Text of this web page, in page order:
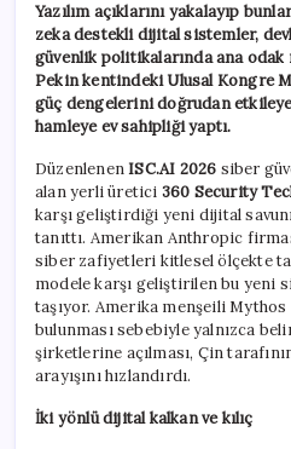
Yazılım açıklarını yakalayıp
zeka destekli dijital sistemler,
güvenlik politikalarında ana odak
Pekin kentindeki Ulusal Kongre
güç dengelerini doğrudan
hamleye ev sahipliği yaptı.
DüzenlenenISC.AI 2026 siber
alan yerli üretici 360 Security
karşı geliştirdiği yeni dijital
tanıttı. Amerikan Anthropic
siber zafiyetleri kitlesel ölçekte
modele karşı geliştirilen bu yeni
taşıyor. Amerika menşeili
bulunması sebebiyle yalnızca
şirketlerine açılması, Çin
arayışını hızlandırdı.
İki yönlü dijital kalkan ve kılıç